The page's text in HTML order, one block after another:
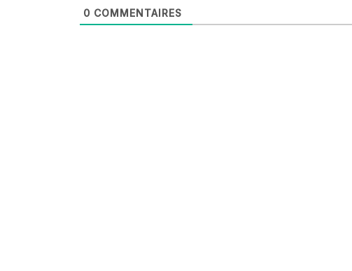
0 COMMENTAIRES